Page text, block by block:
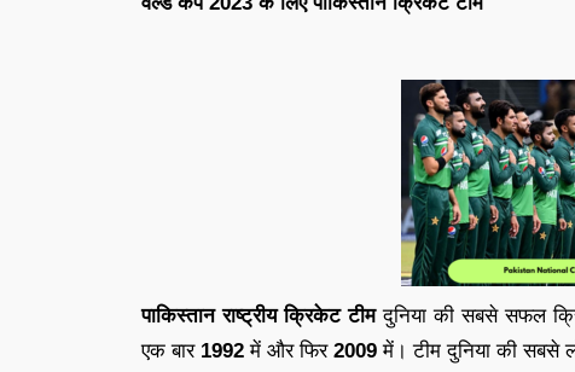
पाकिस्तान राष्ट्रीय क्रिकेट टीमदुनिया की सबसे सफल
एक बार 1992 में और फिर 2009 में। टीम दुनिया की सबसे